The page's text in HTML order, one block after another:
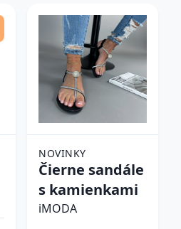
NOVINKY
Čierne sandále
s kamienkami
iMODA